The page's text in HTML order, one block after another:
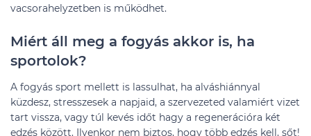
vacsorahelyzetben is működhet.
Miért áll meg a fogyás akkor is, ha
sportolok?
A fogyás sport mellett is lassulhat, ha alváshiánnyal
küzdesz, stresszesek a napjaid, a szervezeted valamiért vizet
tart vissza, vagy túl kevés időt hagy a regenerációra két
edzés között. Ilyenkor nem biztos, hogy több edzés kell, sőt!